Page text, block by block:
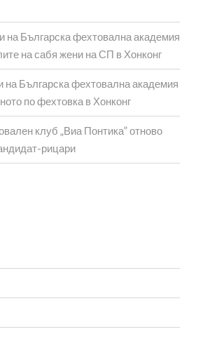
на Българска фехтовална академия
на сабя жени на СП в Хонконг
на Българска фехтовална академия
по фехтовка в Хонконг
клуб „Виа Понтика” отново
рицари